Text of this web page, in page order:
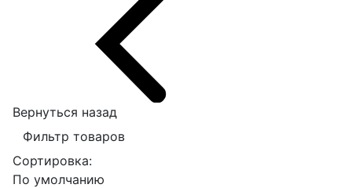
Вернуться назад
Фильтр товаров
Сортировка:
По умолчанию